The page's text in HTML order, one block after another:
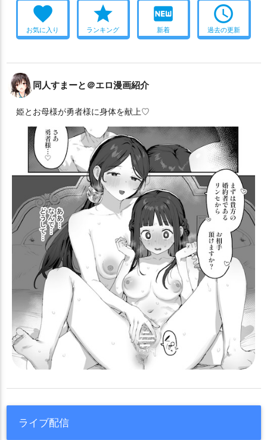
favorite
お気に入り
star
ランキング
fiber_new
新着
access_time
過去の更新
同人すまーと＠エロ漫画紹介
姫とお母様が勇者様に身体を献上♡
ライブ配信